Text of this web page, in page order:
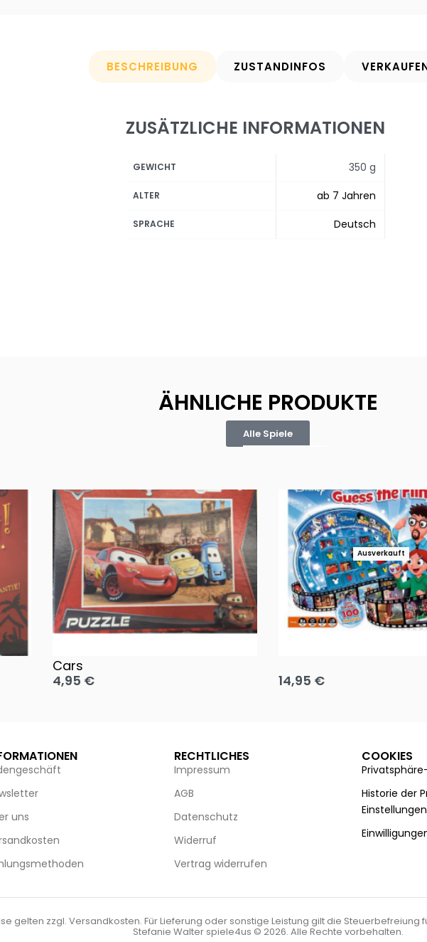
BESCHREIBUNG ZUSTANDINFOS
ZUSÄTZLICHE INFORMATIONEN
GEWICHT 350 g
ALTER ab 7 Jahren
SPRACHE Deutsch
ÄHNLICHE PRODUKTE
Alle Spiele
Cars
4,95 €
Ausverkauft
14,95 €
uns
RECHTLICHES
Impressum
AGB
Datenschutz
Widerruf
Vertrag widerrufen
COOKIES
Historie der
Einstellungen
gelten zzgl. Versandkosten. Für Lieferung oder sonstige Leistung gilt die Steuerbefreiung
Stefanie Walter spiele4us © 2026. Alle Rechte vorbehalten.